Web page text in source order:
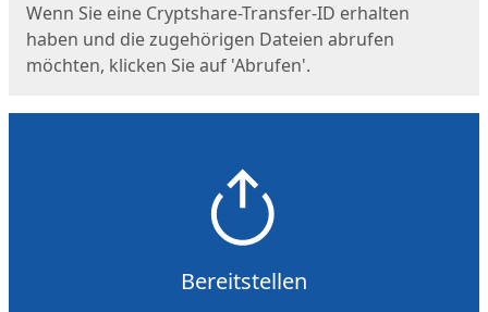
Wenn Sie eine Cryptshare-Transfer-ID erhalten
haben und die zugehörigen Dateien abrufen
möchten, klicken Sie auf 'Abrufen'.
Bereitstellen